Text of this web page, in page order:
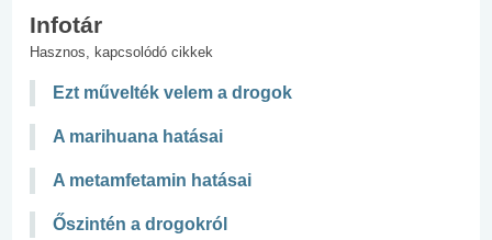
Infotár
Hasznos, kapcsolódó cikkek
Ezt művelték velem a drogok
A marihuana hatásai
A metamfetamin hatásai
Őszintén a drogokról